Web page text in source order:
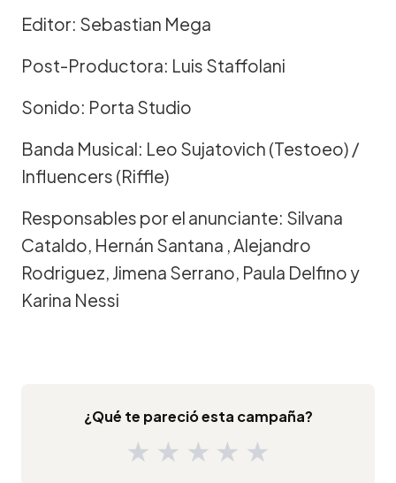
Editor: Sebastian Mega
Post-Productora: Luis Staffolani
Sonido: Porta Studio
Banda Musical: Leo Sujatovich (Testoeo) /
Influencers (Riffle)
Responsables por el anunciante: Silvana
Cataldo, Hernán Santana , Alejandro
Rodriguez, Jimena Serrano, Paula Delfino y
Karina Nessi
¿Qué te pareció esta campaña?
★ ★ ★ ★ ★